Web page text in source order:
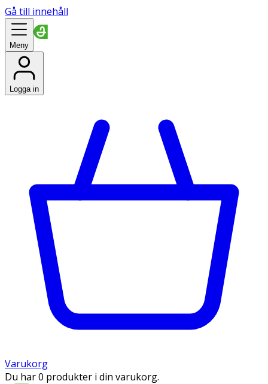
Gå till innehåll
Meny
Logga in
Varukorg
Du har 0 produkter i din varukorg.